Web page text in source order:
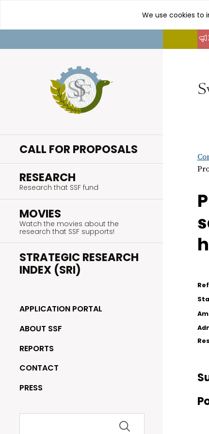
content
We use cookies to
CALL FOR PROPOSALS
RESEARCH
Research that SSF fund
MOVIES
Watch the movies about the
research that SSF supports!
STRATEGIC RESEARCH
INDEX (SRI)
APPLICATION PORTAL
ABOUT SSF
REPORTS
CONTACT
PRESS
Search